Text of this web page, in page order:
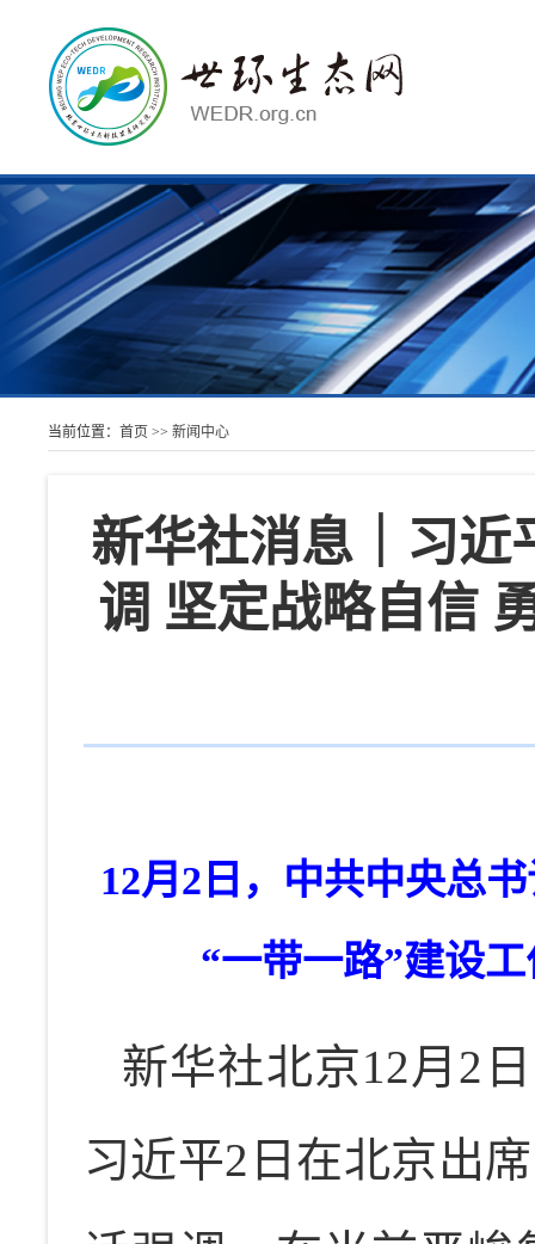
当前位置： 首页 >> 新闻中心
新华社消息｜习近
调 坚定战略自信
12月2日，中共中央总
“一带一路”建设
新华社北京12月2
习近平2日在北京出